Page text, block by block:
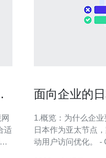
适
面向企业的
1.概览：为什么企
日本作为亚太节点
动用户访问优化。 -